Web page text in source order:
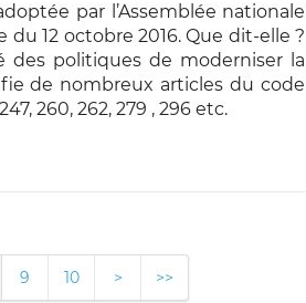
par l’Assemblée nationale
12 octobre 2016. Que dit-elle ?
politiques de moderniser la
de nombreux articles du code
260, 262, 279 , 296 etc.
9 10 > >>